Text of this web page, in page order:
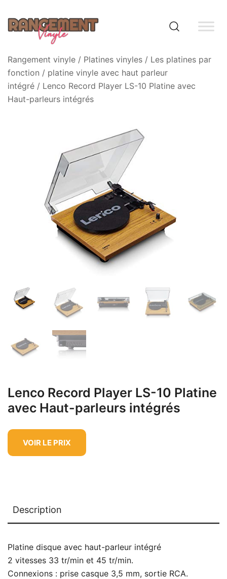
content
Rangement vinyle
Rangement vinyle / Platines vinyles / Les platines par
fonction / platine vinyle avec haut parleur
intégré / Lenco Record Player LS-10 Platine avec
Haut-parleurs intégrés
Lenco Record Player LS-10 Platine
avec Haut-parleurs intégrés
VOIR LE PRIX
Description
Platine disque avec haut-parleur intégré
2 vitesses 33 tr/min et 45 tr/min.
Connexions : prise casque 3,5 mm, sortie RCA.